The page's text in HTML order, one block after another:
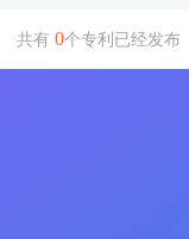
共有 0个专利已经发布